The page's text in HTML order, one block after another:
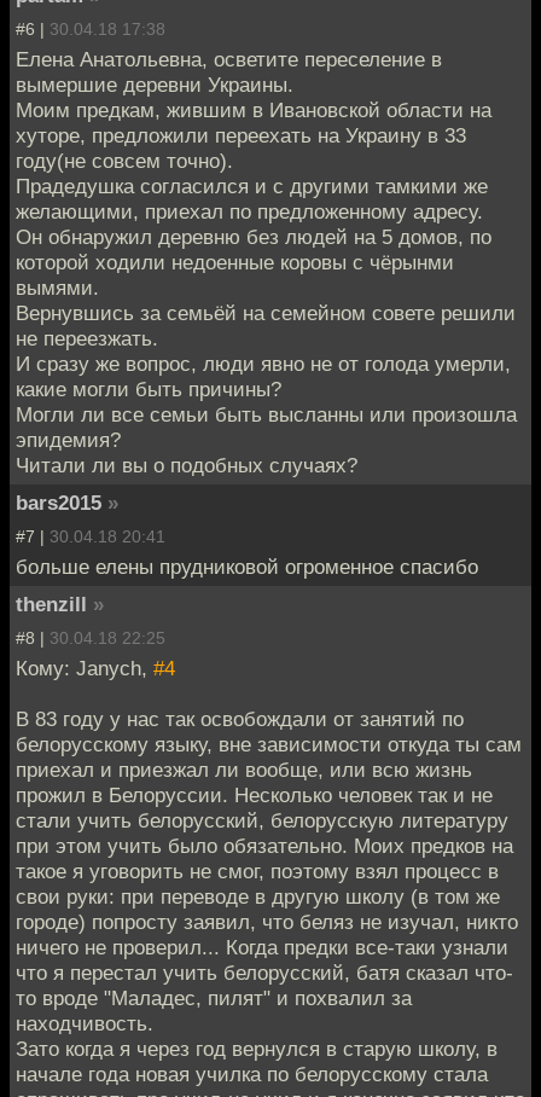
#6 | 30.04.18 17:38
Елена Анатольевна, осветите переселение в
вымершие деревни Украины.
Моим предкам, жившим в Ивановской области на
хуторе, предложили переехать на Украину в 33
году(не совсем точно).
Прадедушка согласился и с другими тамкими же
желающими, приехал по предложенному адресу.
Он обнаружил деревню без людей на 5 домов, по
которой ходили недоенные коровы с чёрынми
вымями.
Вернувшись за семьёй на семейном совете решили
не переезжать.
И сразу же вопрос, люди явно не от голода умерли,
какие могли быть причины?
Могли ли все семьи быть высланны или произошла
эпидемия?
Читали ли вы о подобных случаях?
bars2015 »
#7 | 30.04.18 20:41
больше елены прудниковой огроменное спасибо
thenzill »
#8 | 30.04.18 22:25
Кому: Janych, #4
В 83 году у нас так освобождали от занятий по
белорусскому языку, вне зависимости откуда ты сам
приехал и приезжал ли вообще, или всю жизнь
прожил в Белоруссии. Несколько человек так и не
стали учить белорусский, белорусскую литературу
при этом учить было обязательно. Моих предков на
такое я уговорить не смог, поэтому взял процесс в
свои руки: при переводе в другую школу (в том же
городе) попросту заявил, что беляз не изучал, никто
ничего не проверил... Когда предки все-таки узнали
что я перестал учить белорусский, батя сказал что-
то вроде "Маладес, пилят" и похвалил за
находчивость.
Зато когда я через год вернулся в старую школу, в
начале года новая училка по белорусскому стала